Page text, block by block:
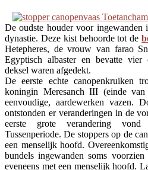
De oudste houder voor ingewanden
dynastie. Deze kist behoorde tot de
Hetepheres, de vrouw van farao
Egyptisch albaster en bevatte vier
deksel waren afgedekt.
De eerste echte canopenkruiken
koningin Meresanch III (einde
eenvoudige, aardewerken vazen.
ontstonden er veranderingen in de
eerste grote verandering
Tussenperiode. De stoppers op de
een menselijk hoofd.
bundels ingewanden soms voorzien
eveneens met een menselijk hoofd.